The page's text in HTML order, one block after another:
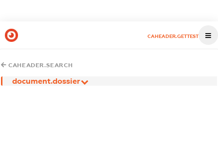
CAHEADER.GETTEST
CAHEADER.SEARCH
document.dossier